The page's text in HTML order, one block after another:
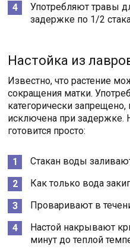
Употребляют травы
задержке по 1/2
Настойка из
Известно, что растение
сокращения матки.
категорически
исключена при задержке.
готовится просто:
Стакан воды
Как только вода
Проваривают в
Настой накрывают
минут до теплой